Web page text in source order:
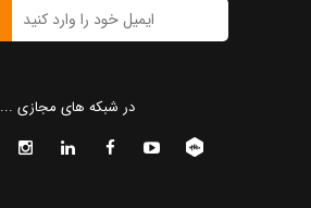
در شبکه های مجازی ...